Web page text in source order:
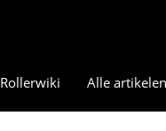
Rollerwiki Alle artikelen